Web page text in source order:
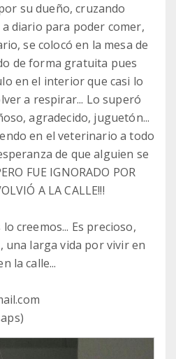
su dueño, cruzando
diario para poder comer,
se colocó en la mesa de
de forma gratuita pues
en el interior que casi lo
a respirar... Lo superó
agradecido, juguetón...
en el veterinario a todo
de que alguien se
FUE IGNORADO POR
A LA CALLE!!!
creemos... Es precioso,
una larga vida por vivir en
la calle...